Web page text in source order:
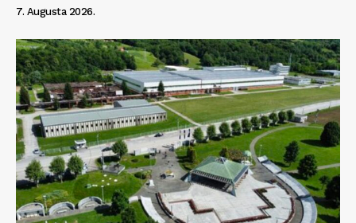
Info
O nama
Kontakt
Impressum
7. Augusta 2026.